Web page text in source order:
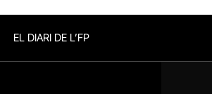
EL DIARI DE L’FP